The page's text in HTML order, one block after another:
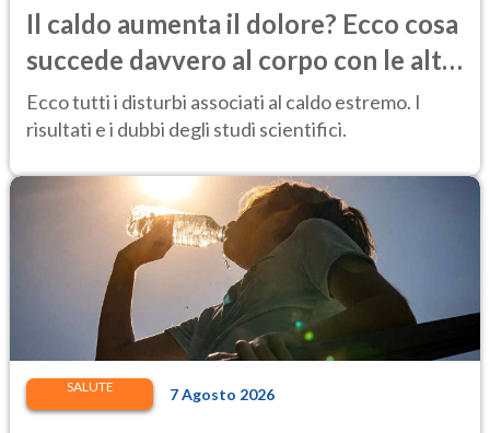
Il caldo aumenta il dolore? Ecco cosa
succede davvero al corpo con le alte
temperature
Ecco tutti i disturbi associati al caldo estremo. I
risultati e i dubbi degli studi scientifici.
SALUTE 7 Agosto 2026